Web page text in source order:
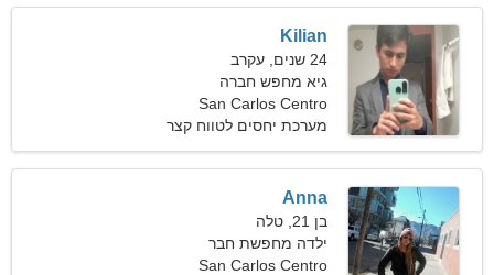
Kilian
24 שנים, עקרב
גיא מחפש חברה
San Carlos Centro
מערכת יחסים לטווח קצר
Anna
בן 21, טלה
ילדה מחפשת חבר
San Carlos Centro